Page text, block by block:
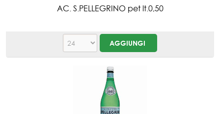
AC. S.PELLEGRINO pet lt.0,50